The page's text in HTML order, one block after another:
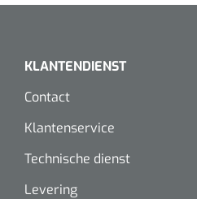
KLANTENDIENST
Contact
Klantenservice
Technische dienst
Levering